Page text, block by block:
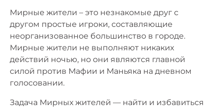
Мирные жители – это незнакомые друг с
другом простые игроки, составляющие
неорганизованное большинство в городе.
Мирные жители не выполняют никаких
действий ночью, но они являются главной
силой против Мафии и Маньяка на дневном
голосовании.
Задача Мирных жителей — найти и избавиться